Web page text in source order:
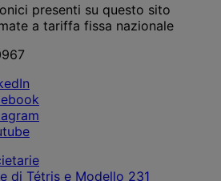
presenti su questo sito
a tariffa fissa nazionale
di Tétris e Modello 231